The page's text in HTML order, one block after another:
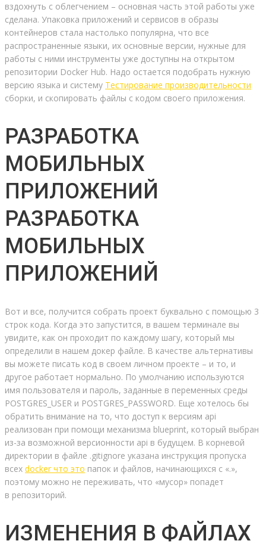
вздохнуть с облегчением – основная часть этой работы уже
сделана. Упаковка приложений и сервисов в образы
контейнеров стала настолько популярна, что все
распространенные языки, их основные версии, нужные для
работы с ними инструменты уже доступны на открытом
репозитории Docker Hub. Надо остается подобрать нужную
версию языка и систему Тестирование производительности
сборки, и скопировать файлы с кодом своего приложения.
РАЗРАБОТКА
МОБИЛЬНЫХ
ПРИЛОЖЕНИЙ
РАЗРАБОТКА
МОБИЛЬНЫХ
ПРИЛОЖЕНИЙ
Вот и все, получится собрать проект буквально с помощью 3
строк кода. Когда это запустится, в вашем терминале вы
увидите, как он проходит по каждому шагу, который мы
определили в нашем докер файле. В качестве альтернативы
вы можете писать код в своем личном проекте – и то, и
другое работает нормально. По умолчанию используются
имя пользователя и пароль, заданные в переменных среды
POSTGRES_USER и POSTGRES_PASSWORD. Еще хотелось бы
обратить внимание на то, что доступ к версиям api
реализован при помощи механизма blueprint, который выбран
из-за возможной версионности api в будущем. В корневой
директории в файле .gitignore указана инструкция пропуска
всех docker что это папок и файлов, начинающихся с «.»,
поэтому можно не переживать, что «мусор» попадет
в репозиторий.
ИЗМЕНЕНИЯ В ФАЙЛАХ